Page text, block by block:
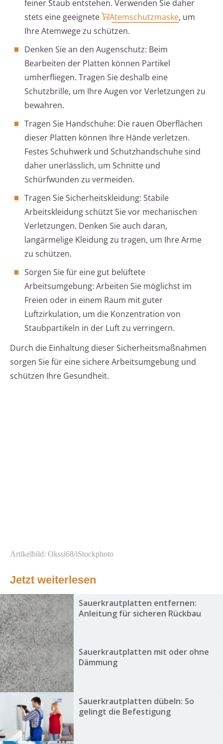
feiner Staub entstehen. Verwenden Sie daher
stets eine geeignete
Atemschutzmaske, um
Ihre Atemwege zu schützen.
Denken Sie an den Augenschutz: Beim
Bearbeiten der Platten können Partikel
umherfliegen. Tragen Sie deshalb eine
Schutzbrille, um Ihre Augen vor Verletzungen zu
bewahren.
Tragen Sie Handschuhe: Die rauen Oberflächen
dieser Platten können Ihre Hände verletzen.
Festes Schuhwerk und Schutzhandschuhe sind
daher unerlässlich, um Schnitte und
Schürfwunden zu vermeiden.
Tragen Sie Sicherheitskleidung: Stabile
Arbeitskleidung schützt Sie vor mechanischen
Verletzungen. Denken Sie auch daran,
langärmelige Kleidung zu tragen, um Ihre Arme
zu schützen.
Sorgen Sie für eine gut belüftete
Arbeitsumgebung: Arbeiten Sie möglichst im
Freien oder in einem Raum mit guter
Luftzirkulation, um die Konzentration von
Staubpartikeln in der Luft zu verringern.
Durch die Einhaltung dieser Sicherheitsmaßnahmen
sorgen Sie für eine sichere Arbeitsumgebung und
schützen Ihre Gesundheit.
Artikelbild: Okssi68/iStockphoto
Jetzt weiterlesen
Sauerkrautplatten entfernen:
Anleitung für sicheren Rückbau
Sauerkrautplatten mit oder ohne
Dämmung
Sauerkrautplatten dübeln: So
gelingt die Befestigung